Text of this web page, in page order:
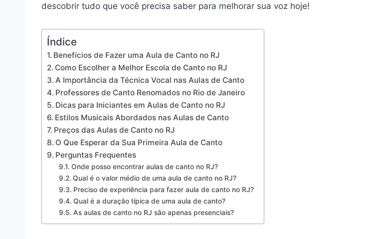
descobrir tudo que você precisa saber para melhorar sua voz hoje!
Índice
Benefícios de Fazer uma Aula de Canto no RJ
Como Escolher a Melhor Escola de Canto no RJ
A Importância da Técnica Vocal nas Aulas de Canto
Professores de Canto Renomados no Rio de Janeiro
Dicas para Iniciantes em Aulas de Canto no RJ
Estilos Musicais Abordados nas Aulas de Canto
Preços das Aulas de Canto no RJ
O Que Esperar da Sua Primeira Aula de Canto
Perguntas Frequentes
Onde posso encontrar aulas de canto no RJ?
Qual é o valor médio de uma aula de canto no RJ?
Preciso de experiência para fazer aula de canto no RJ?
Qual é a duração típica de uma aula de canto?
As aulas de canto no RJ são apenas presenciais?